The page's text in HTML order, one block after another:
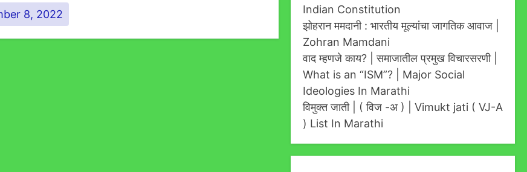
8, 2022
Indian Constitution
झोहरान ममदानी : भारतीय मूल्यांचा जागतिक आवाज |
Zohran Mamdani
वाद म्हणजे काय? | समाजातील प्रमुख विचारसरणी |
What is an “ISM”? | Major Social
Ideologies In Marathi
विमुक्त जाती | ( विज -अ ) | Vimukt jati ( VJ-A
) List In Marathi